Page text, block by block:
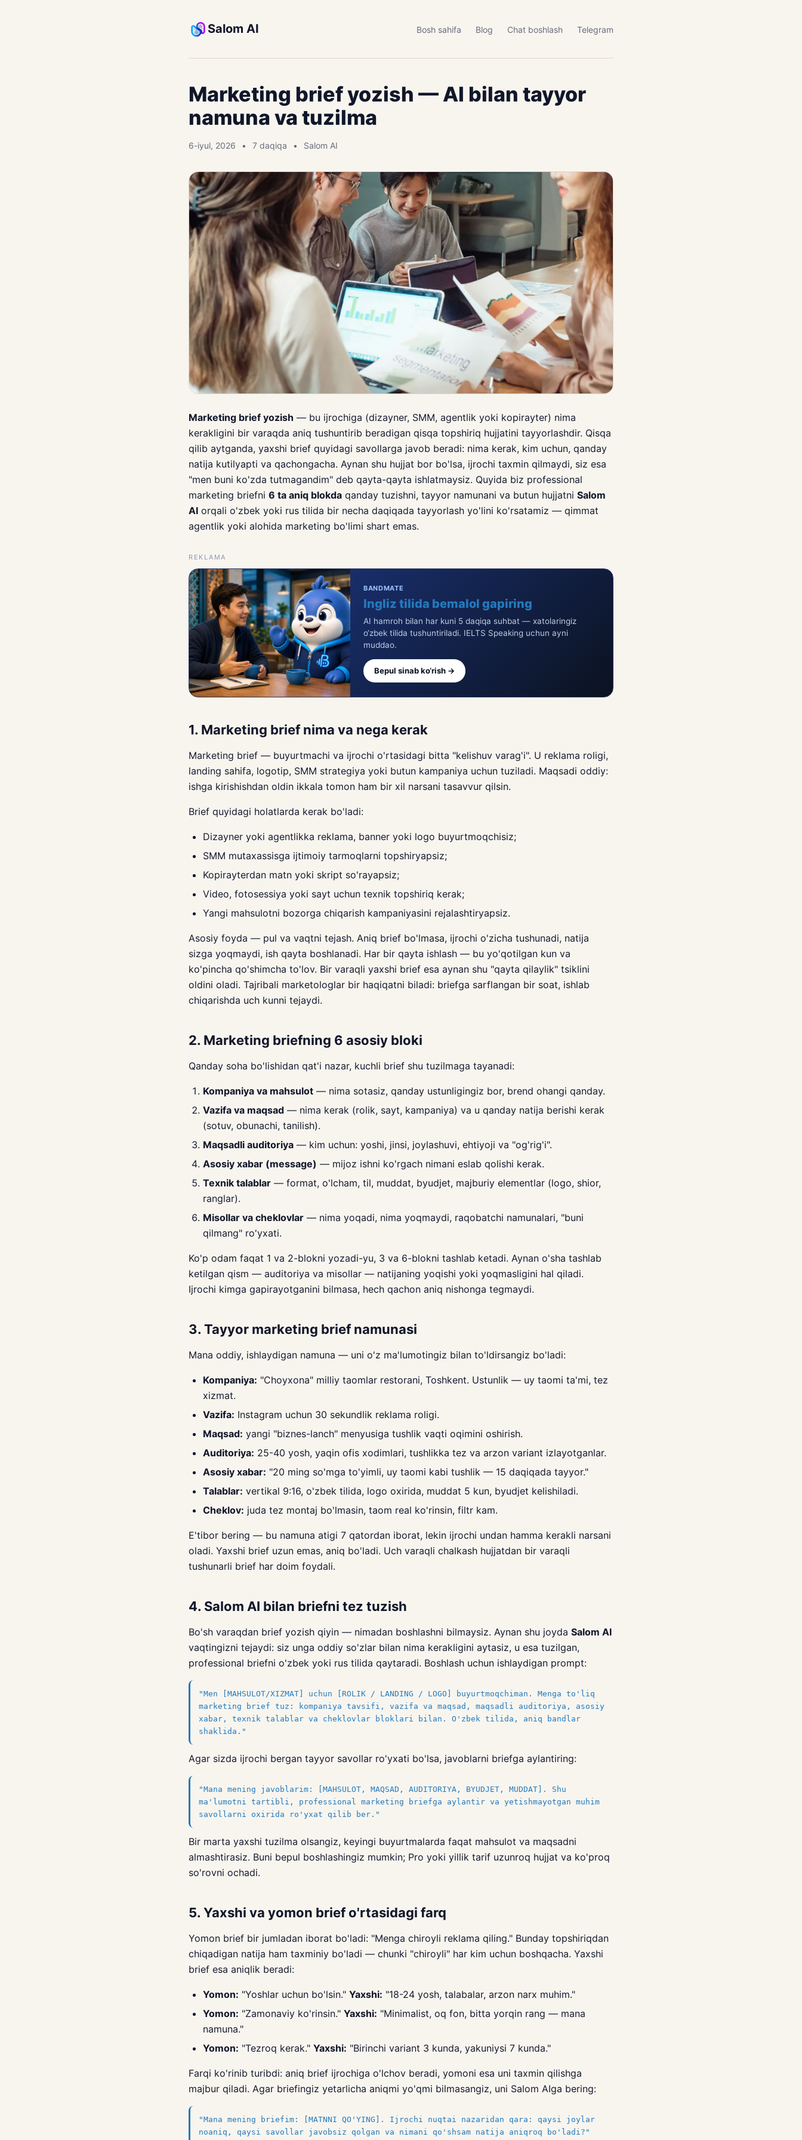
Salom AI Bosh sahifa Blog Chat boshlash Telegram
Marketing brief yozish — AI bilan tayyor
namuna va tuzilma
6-iyul, 2026 7 daqiqa Salom AI
Marketing brief yozish — bu ijrochiga (dizayner, SMM, agentlik yoki kopirayter) nima
kerakligini bir varaqda aniq tushuntirib beradigan qisqa topshiriq hujjatini tayyorlashdir. Qisqa
qilib aytganda, yaxshi brief quyidagi savollarga javob beradi: nima kerak, kim uchun, qanday
natija kutilyapti va qachongacha. Aynan shu hujjat bor bo'lsa, ijrochi taxmin qilmaydi, siz esa
"men buni ko'zda tutmagandim" deb qayta-qayta ishlatmaysiz. Quyida biz professional
marketing briefni 6 ta aniq blokda qanday tuzishni, tayyor namunani va butun hujjatni Salom
AI orqali o'zbek yoki rus tilida bir necha daqiqada tayyorlash yo'lini ko'rsatamiz — qimmat
agentlik yoki alohida marketing bo'limi shart emas.
REKLAMA
BANDMATE
Ingliz tilida bemalol gapiring
AI hamroh bilan har kuni 5 daqiqa suhbat — xatolaringiz
o‘zbek tilida tushuntiriladi. IELTS Speaking uchun ayni
muddao.
Bepul sinab ko‘rish →
1. Marketing brief nima va nega kerak
Marketing brief — buyurtmachi va ijrochi o'rtasidagi bitta "kelishuv varag'i". U reklama roligi,
landing sahifa, logotip, SMM strategiya yoki butun kampaniya uchun tuziladi. Maqsadi oddiy:
ishga kirishishdan oldin ikkala tomon ham bir xil narsani tasavvur qilsin.
Brief quyidagi holatlarda kerak bo'ladi:
Dizayner yoki agentlikka reklama, banner yoki logo buyurtmoqchisiz;
SMM mutaxassisga ijtimoiy tarmoqlarni topshiryapsiz;
Kopirayterdan matn yoki skript so'rayapsiz;
Video, fotosessiya yoki sayt uchun texnik topshiriq kerak;
Yangi mahsulotni bozorga chiqarish kampaniyasini rejalashtiryapsiz.
Asosiy foyda — pul va vaqtni tejash. Aniq brief bo'lmasa, ijrochi o'zicha tushunadi, natija
sizga yoqmaydi, ish qayta boshlanadi. Har bir qayta ishlash — bu yo'qotilgan kun va
ko'pincha qo'shimcha to'lov. Bir varaqli yaxshi brief esa aynan shu "qayta qilaylik" tsiklini
oldini oladi. Tajribali marketologlar bir haqiqatni biladi: briefga sarflangan bir soat, ishlab
chiqarishda uch kunni tejaydi.
2. Marketing briefning 6 asosiy bloki
Qanday soha bo'lishidan qat'i nazar, kuchli brief shu tuzilmaga tayanadi:
Kompaniya va mahsulot — nima sotasiz, qanday ustunligingiz bor, brend ohangi qanday.
Vazifa va maqsad — nima kerak (rolik, sayt, kampaniya) va u qanday natija berishi kerak
(sotuv, obunachi, tanilish).
Maqsadli auditoriya — kim uchun: yoshi, jinsi, joylashuvi, ehtiyoji va "og'rig'i".
Asosiy xabar (message) — mijoz ishni ko'rgach nimani eslab qolishi kerak.
Texnik talablar — format, o'lcham, til, muddat, byudjet, majburiy elementlar (logo, shior,
ranglar).
Misollar va cheklovlar — nima yoqadi, nima yoqmaydi, raqobatchi namunalari, "buni
qilmang" ro'yxati.
Ko'p odam faqat 1 va 2-blokni yozadi-yu, 3 va 6-blokni tashlab ketadi. Aynan o'sha tashlab
ketilgan qism — auditoriya va misollar — natijaning yoqishi yoki yoqmasligini hal qiladi.
Ijrochi kimga gapirayotganini bilmasa, hech qachon aniq nishonga tegmaydi.
3. Tayyor marketing brief namunasi
Mana oddiy, ishlaydigan namuna — uni o'z ma'lumotingiz bilan to'ldirsangiz bo'ladi:
Kompaniya: "Choyxona" milliy taomlar restorani, Toshkent. Ustunlik — uy taomi ta'mi, tez
xizmat.
Vazifa: Instagram uchun 30 sekundlik reklama roligi.
Maqsad: yangi "biznes-lanch" menyusiga tushlik vaqti oqimini oshirish.
Auditoriya: 25-40 yosh, yaqin ofis xodimlari, tushlikka tez va arzon variant izlayotganlar.
Asosiy xabar: "20 ming so'mga to'yimli, uy taomi kabi tushlik — 15 daqiqada tayyor."
Talablar: vertikal 9:16, o'zbek tilida, logo oxirida, muddat 5 kun, byudjet kelishiladi.
Cheklov: juda tez montaj bo'lmasin, taom real ko'rinsin, filtr kam.
E'tibor bering — bu namuna atigi 7 qatordan iborat, lekin ijrochi undan hamma kerakli narsani
oladi. Yaxshi brief uzun emas, aniq bo'ladi. Uch varaqli chalkash hujjatdan bir varaqli
tushunarli brief har doim foydali.
4. Salom AI bilan briefni tez tuzish
Bo'sh varaqdan brief yozish qiyin — nimadan boshlashni bilmaysiz. Aynan shu joyda Salom AI
vaqtingizni tejaydi: siz unga oddiy so'zlar bilan nima kerakligini aytasiz, u esa tuzilgan,
professional briefni o'zbek yoki rus tilida qaytaradi. Boshlash uchun ishlaydigan prompt:
"Men [MAHSULOT/XIZMAT] uchun [ROLIK / LANDING / LOGO] buyurtmoqchiman. Menga to'liq
marketing brief tuz: kompaniya tavsifi, vazifa va maqsad, maqsadli auditoriya, asosiy
xabar, texnik talablar va cheklovlar bloklari bilan. O'zbek tilida, aniq bandlar
shaklida."
Agar sizda ijrochi bergan tayyor savollar ro'yxati bo'lsa, javoblarni briefga aylantiring:
"Mana mening javoblarim: [MAHSULOT, MAQSAD, AUDITORIYA, BYUDJET, MUDDAT]. Shu
ma'lumotni tartibli, professional marketing briefga aylantir va yetishmayotgan muhim
savollarni oxirida ro'yxat qilib ber."
Bir marta yaxshi tuzilma olsangiz, keyingi buyurtmalarda faqat mahsulot va maqsadni
almashtirasiz. Buni bepul boshlashingiz mumkin; Pro yoki yillik tarif uzunroq hujjat va ko'proq
so'rovni ochadi.
5. Yaxshi va yomon brief o'rtasidagi farq
Yomon brief bir jumladan iborat bo'ladi: "Menga chiroyli reklama qiling." Bunday topshiriqdan
chiqadigan natija ham taxminiy bo'ladi — chunki "chiroyli" har kim uchun boshqacha. Yaxshi
brief esa aniqlik beradi:
Yomon: "Yoshlar uchun bo'lsin." Yaxshi: "18-24 yosh, talabalar, arzon narx muhim."
Yomon: "Zamonaviy ko'rinsin." Yaxshi: "Minimalist, oq fon, bitta yorqin rang — mana
namuna."
Yomon: "Tezroq kerak." Yaxshi: "Birinchi variant 3 kunda, yakuniysi 7 kunda."
Farqi ko'rinib turibdi: aniq brief ijrochiga o'lchov beradi, yomoni esa uni taxmin qilishga
majbur qiladi. Agar briefingiz yetarlicha aniqmi yo'qmi bilmasangiz, uni Salom AIga bering:
"Mana mening briefim: [MATNNI QO'YING]. Ijrochi nuqtai nazaridan qara: qaysi joylar
noaniq, qaysi savollar javobsiz qolgan va nimani qo'shsam natija aniqroq bo'ladi?"